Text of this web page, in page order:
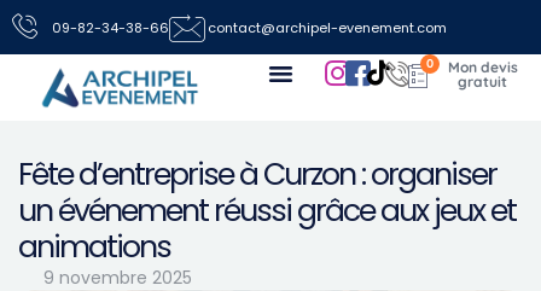
09-82-34-38-66 contact@archipel-evenement.com
0
Fête d’entreprise à Curzon : organiser
un événement réussi grâce aux jeux et
animations
9 novembre 2025